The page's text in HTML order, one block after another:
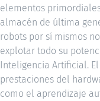
elementos
almacén de última
robots por sí mismos
explotar todo su
Inteligencia Artificial.
prestaciones del
como el aprendizaje